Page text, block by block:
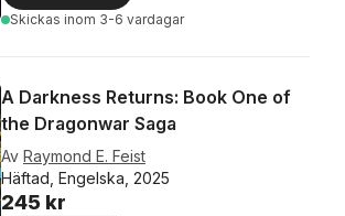
Skickas inom 3-6 vardagar
A Darkness Returns: Book One of
the Dragonwar Saga
Av Raymond E. Feist
Häftad, Engelska, 2025
245 kr